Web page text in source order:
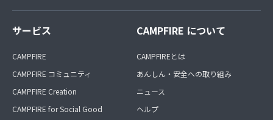
サービス
CAMPFIRE
CAMPFIRE コミュニティ
CAMPFIRE Creation
CAMPFIRE for Social Good
CAMPFIRE について
CAMPFIREとは
あんしん・安全への取り組み
ニュース
ヘルプ